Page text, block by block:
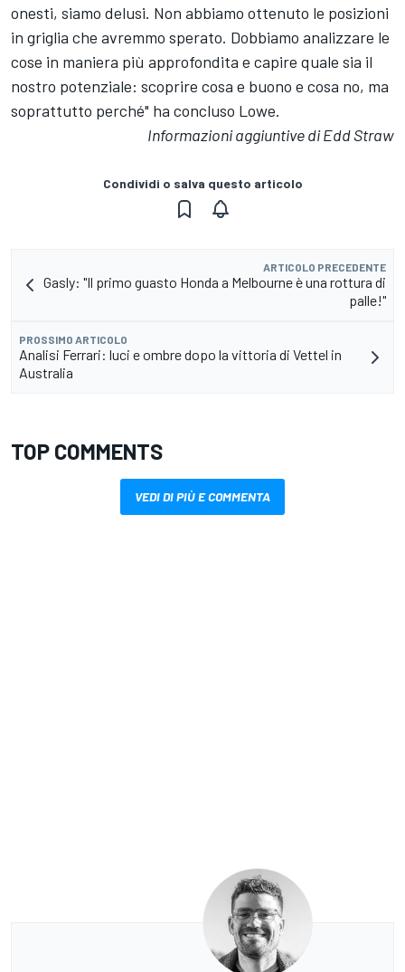
onesti, siamo delusi. Non abbiamo ottenuto le posizioni
in griglia che avremmo sperato. Dobbiamo analizzare le
cose in maniera più approfondita e capire quale sia il
nostro potenziale: scoprire cosa e buono e cosa no, ma
soprattutto perché" ha concluso Lowe.
Informazioni aggiuntive di Edd Straw
Condividi o salva questo articolo
ARTICOLO PRECEDENTE
Gasly: "Il primo guasto Honda a Melbourne è una rottura di
palle!"
PROSSIMO ARTICOLO
Analisi Ferrari: luci e ombre dopo la vittoria di Vettel in
Australia
TOP COMMENTS
VEDI DI PIÙ E COMMENTA